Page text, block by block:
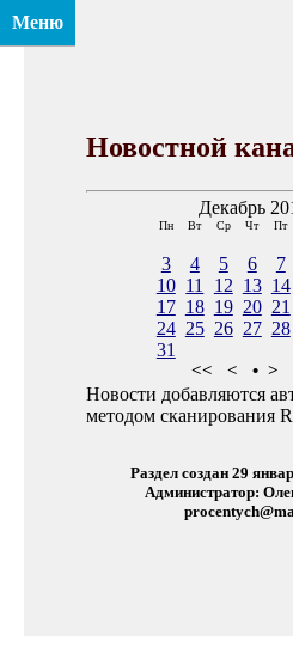
Меню
Новостной
Декабрь
Пн Вт Ср Чт Пт
3
4 5 6 7
10 11 12 13 14
17 18 19 20 21
24 25 26 27 28
31
<< < • >
Новости добавляются
методом сканирования
Раздел создан 29
Администратор: